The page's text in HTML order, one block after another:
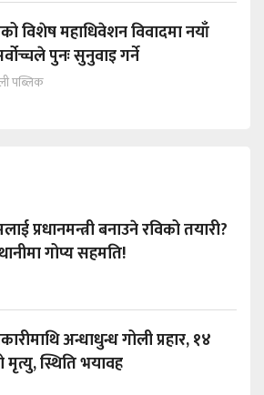
विशेष महाधिवेशन विवादमा नयाँ
पुनः सुनुवाइ गर्ने
पब्लिक
प्रधानमन्त्री बनाउने रविको तयारी?
गोप्य सहमति!
अन्धाधुन्ध गोली प्रहार, १४
मृत्यु, स्थिति भयावह